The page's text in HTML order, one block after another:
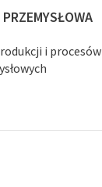
i procesów